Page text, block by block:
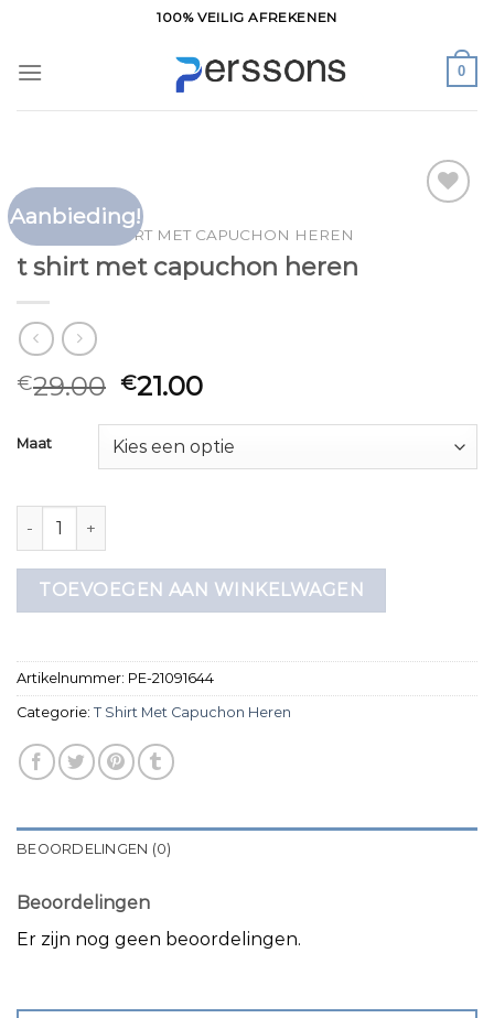
inhoud
100% VEILIG AFREKENEN
0
Aanbieding!
HOME T SHIRT MET CAPUCHON HEREN
t shirt met capuchon heren
€29.00 €21.00
Maat
t shirt met capuchon heren aantal
TOEVOEGEN AAN WINKELWAGEN
Artikelnummer: PE-21091644
Categorie: T Shirt Met Capuchon Heren
BEOORDELINGEN (0)
Beoordelingen
Er zijn nog geen beoordelingen.